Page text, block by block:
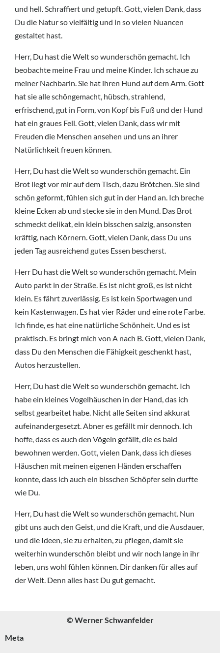
und hell. Schraffiert und getupft. Gott, vielen Dank, dass
Du die Natur so vielfältig und in so vielen Nuancen
gestaltet hast.
Herr, Du hast die Welt so wunderschön gemacht. Ich
beobachte meine Frau und meine Kinder. Ich schaue zu
meiner Nachbarin. Sie hat ihren Hund auf dem Arm. Gott
hat sie alle schöngemacht, hübsch, strahlend,
erfrischend, gut in Form, von Kopf bis Fuß und der Hund
hat ein graues Fell. Gott, vielen Dank, dass wir mit
Freuden die Menschen ansehen und uns an ihrer
Natürlichkeit freuen können.
Herr, Du hast die Welt so wunderschön gemacht. Ein
Brot liegt vor mir auf dem Tisch, dazu Brötchen. Sie sind
schön geformt, fühlen sich gut in der Hand an. Ich breche
kleine Ecken ab und stecke sie in den Mund. Das Brot
schmeckt delikat, ein klein bisschen salzig, ansonsten
kräftig, nach Körnern. Gott, vielen Dank, dass Du uns
jeden Tag ausreichend gutes Essen bescherst.
Herr Du hast die Welt so wunderschön gemacht. Mein
Auto parkt in der Straße. Es ist nicht groß, es ist nicht
klein. Es fährt zuverlässig. Es ist kein Sportwagen und
kein Kastenwagen. Es hat vier Räder und eine rote Farbe.
Ich finde, es hat eine natürliche Schönheit. Und es ist
praktisch. Es bringt mich von A nach B. Gott, vielen Dank,
dass Du den Menschen die Fähigkeit geschenkt hast,
Autos herzustellen.
Herr, Du hast die Welt so wunderschön gemacht. Ich
habe ein kleines Vogelhäuschen in der Hand, das ich
selbst gearbeitet habe. Nicht alle Seiten sind akkurat
aufeinandergesetzt. Abner es gefällt mir dennoch. Ich
hoffe, dass es auch den Vögeln gefällt, die es bald
bewohnen werden. Gott, vielen Dank, dass ich dieses
Häuschen mit meinen eigenen Händen erschaffen
konnte, dass ich auch ein bisschen Schöpfer sein durfte
wie Du.
Herr, Du hast die Welt so wunderschön gemacht. Nun
gibt uns auch den Geist, und die Kraft, und die Ausdauer,
und die Ideen, sie zu erhalten, zu pflegen, damit sie
weiterhin wunderschön bleibt und wir noch lange in ihr
leben, uns wohl fühlen können. Dir danken für alles auf
der Welt. Denn alles hast Du gut gemacht.
© Werner Schwanfelder
Meta